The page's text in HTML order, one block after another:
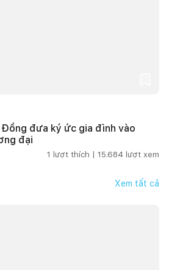
Đồng đưa ký ức gia đình vào
đại
1 lượt thích | 15.684 lượt xem
Xem tất cả